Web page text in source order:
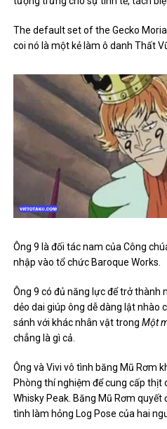
The default set of the Gecko
coi nó là một kẻ làm ô danh Thất
Ông 9 là đối tác nam của Công
nhập vào tổ chức Baroque Works.
Ông 9 có đủ năng lực để trở thành
dẻo dai giúp ông dễ dàng lật nhào
sánh với khác nhân vật trongMột
chẳng là gì cả.
Ông và Vivi vô tình băng Mũ Rơm
Phòng thí nghiệm để cung cấp
Whisky Peak. Băng Mũ Rơm quyết
tình làm hỏng Log Pose của hai